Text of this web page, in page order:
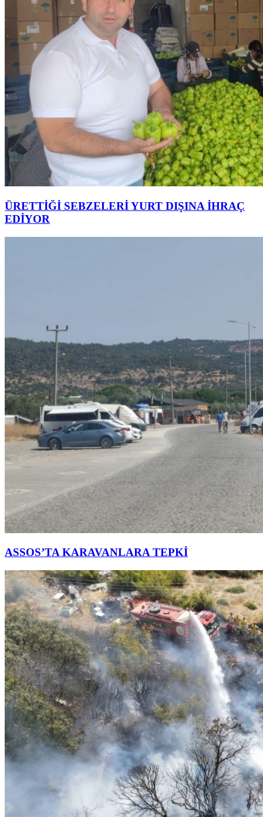
ÜRETTİĞİ SEBZELERİ YURT DIŞINA İHRAÇ
EDİYOR
ASSOS’TA KARAVANLARA TEPKİ